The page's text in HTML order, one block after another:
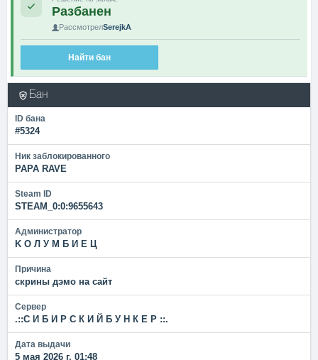
Разбанен
РассмотрелSerejkA
Найти бан
Бан
ID бана
#5324
Ник заблокированного
PAPA RAVE
Steam ID
STEAM_0:0:9655643
Администратор
K O Л У M Б И E Ц
Причина
скрины дэмо на сайт
Сервер
.::С И Б И Р С К И Й Б У Н К Е Р ::.
Дата выдачи
5 мая 2026 г, 01:48